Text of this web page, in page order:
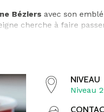
Béziers avec son
cherche à faire
à offrir un service
et ce goût
NIVEAU
Niveau